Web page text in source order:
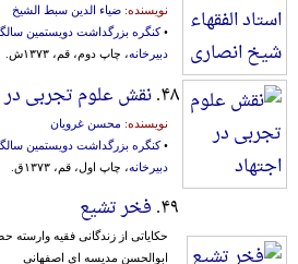
نویسنده: ضیاء الدین سبط الشیخ
•کنگره بزرگداشت دویستمین
دبیرخانه، چاپ دوم، قم، ۱۳۷۳ش.
۴۸. نقش علوم تجربی در
نویسنده: محسن غرویان
•کنگره بزرگداشت دویستمین
دبیرخانه، چاپ اول، قم، ۱۳۷۳ق.
۴۹. فخر تشیع
حکایاتی از زندگانی فقیه وارسته
ابوالحسن مدیسه ای اصفهانی